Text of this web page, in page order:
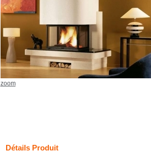
zoom
Détails Produit